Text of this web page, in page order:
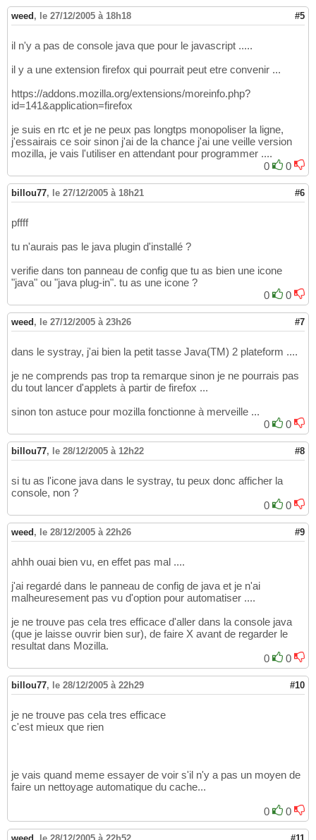
weed , le 27/12/2005 à 18h18 #5
il n'y a pas de console java que pour le javascript .....
il y a une extension firefox qui pourrait peut etre convenir ...
https://addons.mozilla.org/extensions/moreinfo.php?
id=141&application=firefox
je suis en rtc et je ne peux pas longtps monopoliser la ligne,
j'essairais ce soir sinon j'ai de la chance j'ai une veille version
mozilla, je vais l'utiliser en attendant pour programmer ....
0
0
billou77, le 27/12/2005 à 18h21 #6
pffff
tu n'aurais pas le java plugin d'installé ?
verifie dans ton panneau de config que tu as bien une icone
"java" ou "java plug-in". tu as une icone ?
0
0
weed , le 27/12/2005 à 23h26 #7
dans le systray, j'ai bien la petit tasse Java(TM) 2 plateform ....
je ne comprends pas trop ta remarque sinon je ne pourrais pas
du tout lancer d'applets à partir de firefox ...
sinon ton astuce pour mozilla fonctionne à merveille ...
0
0
billou77, le 28/12/2005 à 12h22 #8
si tu as l'icone java dans le systray, tu peux donc afficher la
console, non ?
0
0
weed , le 28/12/2005 à 22h26 #9
ahhh ouai bien vu, en effet pas mal ....
j'ai regardé dans le panneau de config de java et je n'ai
malheuresement pas vu d'option pour automatiser ....
je ne trouve pas cela tres efficace d'aller dans la console java
(que je laisse ouvrir bien sur), de faire X avant de regarder le
resultat dans Mozilla.
0
0
billou77, le 28/12/2005 à 22h29 #10
je ne trouve pas cela tres efficace
c'est mieux que rien
je vais quand meme essayer de voir s'il n'y a pas un moyen de
faire un nettoyage automatique du cache...
0 0